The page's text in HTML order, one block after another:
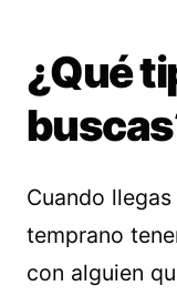
¿Qué
Cuando
temprano
con alguien